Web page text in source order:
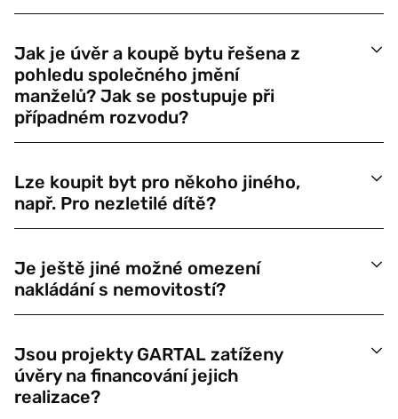
Jak je úvěr a koupě bytu řešena z
pohledu společného jmění
manželů? Jak se postupuje při
případném rozvodu?
Lze koupit byt pro někoho jiného,
např. Pro nezletilé dítě?
Je ještě jiné možné omezení
nakládání s nemovitostí?
Jsou projekty GARTAL zatíženy
úvěry na financování jejich
realizace?